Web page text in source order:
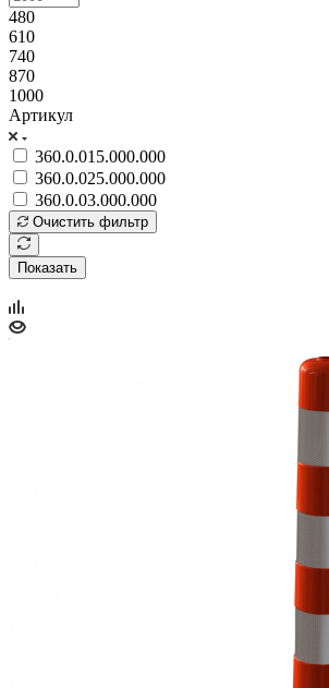
480
610
740
870
1000
Артикул
360.0.015.000.000
360.0.025.000.000
360.0.03.000.000
Очистить фильтр
Показать